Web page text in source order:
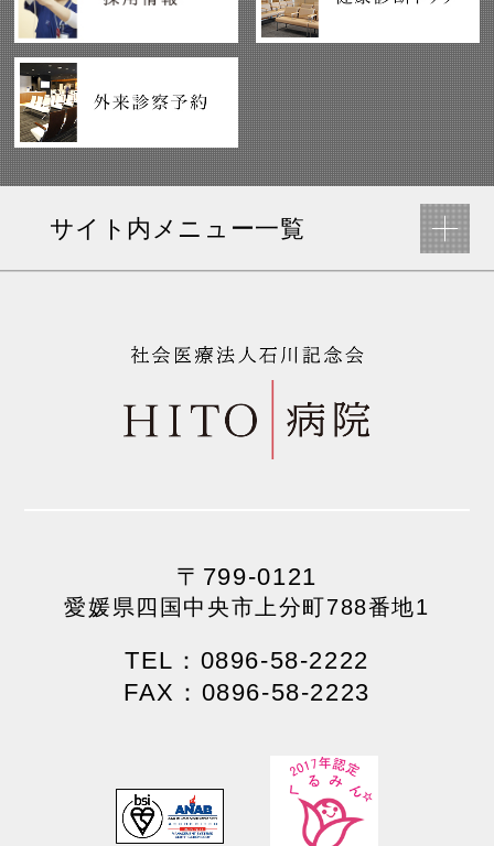
サイト内メニュー一覧
〒799-0121
愛媛県四国中央市上分町788番地1
TEL：0896-58-2222
FAX：0896-58-2223